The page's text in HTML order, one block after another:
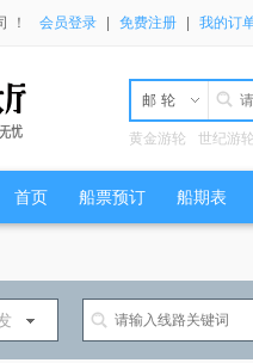
！ 会员登录 免费注册 我的订
邮轮
黄金游轮 世纪游
首页 船票预订 船期表